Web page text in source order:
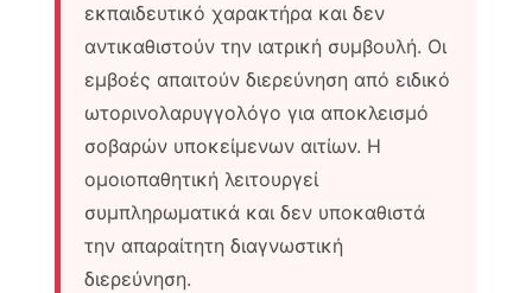
εκπαιδευτικό χαρακτήρα και δεν
αντικαθιστούν την ιατρική συμβουλή. Οι
εμβοές απαιτούν διερεύνηση από ειδικό
ωτορινολαρυγγολόγο για αποκλεισμό
σοβαρών υποκείμενων αιτίων. Η
ομοιοπαθητική λειτουργεί
συμπληρωματικά και δεν υποκαθιστά
την απαραίτητη διαγνωστική
διερεύνηση.